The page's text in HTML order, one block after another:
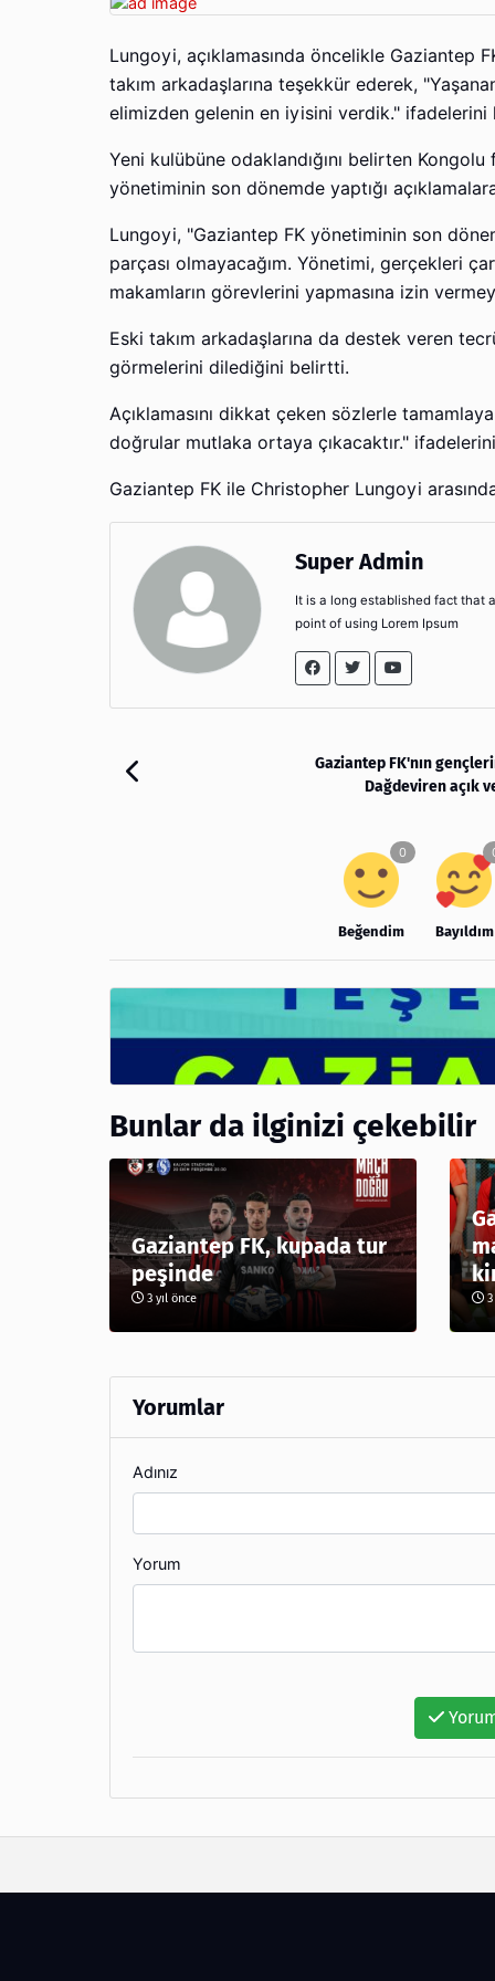
Lungoyi, açıklamasında öncelikle Gaziantep
takım arkadaşlarına teşekkür ederek,
elimizden gelenin en iyisini verdik." ifadelerini
Yeni kulübüne odaklandığını belirten
yönetiminin son dönemde yaptığı
Lungoyi, "Gaziantep FK yönetiminin son
parçası olmayacağım. Yönetimi, gerçekleri
makamların görevlerini yapmasına izin
Eski takım arkadaşlarına da destek veren
görmelerini dilediğini belirtti.
Açıklamasını dikkat çeken sözlerle
doğrular mutlaka ortaya çıkacaktır."
Gaziantep FK ile Christopher Lungoyi
Super Admin
It is a long established fact that
point of using Lorem Ipsum
Gaziantep FK'nın
Dağdeviren açık
Beğendim Bayıldım
Bunlar da ilginizi çekebilir
Gaziantep FK, kupada tur
peşinde
3 yıl önce 3
Yorumlar
Adınız
Yorum